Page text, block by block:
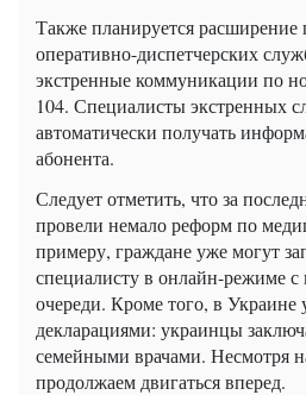
Также планируется
оперативно-диспетчерских
экстренные коммуникации по
104. Специалисты экстренных
автоматически получать
абонента.
Следует отметить, что за
провели немало реформ по
примеру, граждане уже могут
специалисту в онлайн-режиме
очереди. Кроме того, в Украине
декларациями: украинцы
семейными врачами. Несмотря
продолжаем двигаться вперед.